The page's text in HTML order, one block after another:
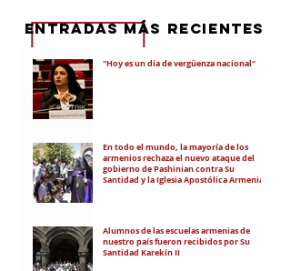
"Hoy es un día de vergüenza nacional"
En todo el mundo, la mayoría de los
armenios rechaza el nuevo ataque del
gobierno de Pashinian contra Su
Santidad y la Iglesia Apostólica Armenia
Alumnos de las escuelas armenias de
nuestro país fueron recibidos por Su
Santidad Karekín II
eNTRADAS MÁS RECIENTES